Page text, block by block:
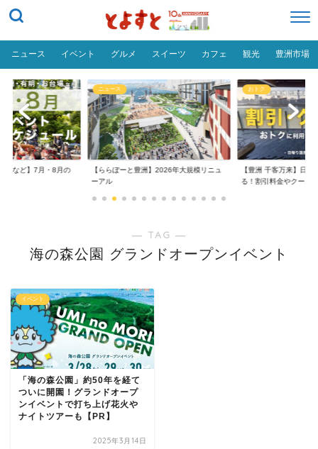
ニュース イベント グルメ スイーツ カフェ 観光 豊洲市場
場など】7月・8月の
ニュース
【ららぽーと豊洲】2026年大規模リニュ
ーアル
おトク
【豊洲 千客万来】日帰
る！割引料金やクーポ...
― TAG ―
海の森公園 グランドオープンイベント
イベント
「海の森公園」約50年を経て
ついに開園！グランドオープ
ンイベントで打ち上げ花火や
ナイトツアーも【PR】
2025年3月14日